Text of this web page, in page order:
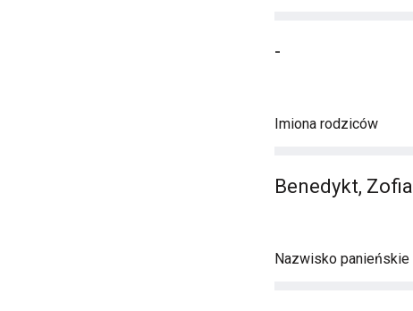
-
Imiona rodziców
Benedykt, Zofia
Nazwisko panieńskie